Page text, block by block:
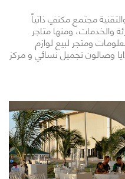
مجتمع مكتفٍ ذاتياً
والخدمات، ومنها متاجر
ومتجر لبيع لوازم
وصالون تجميل نسائي و مركز